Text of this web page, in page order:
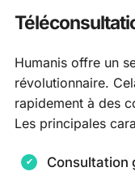
Humanis offre un
révolutionnaire.
rapidement à des
Les principales
Consultation